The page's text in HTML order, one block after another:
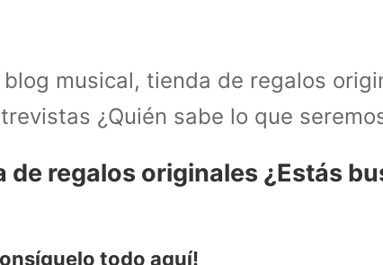
musical, tienda de regalos
¿Quién sabe lo que
de regalos originales ¿Estás
todo aquí!